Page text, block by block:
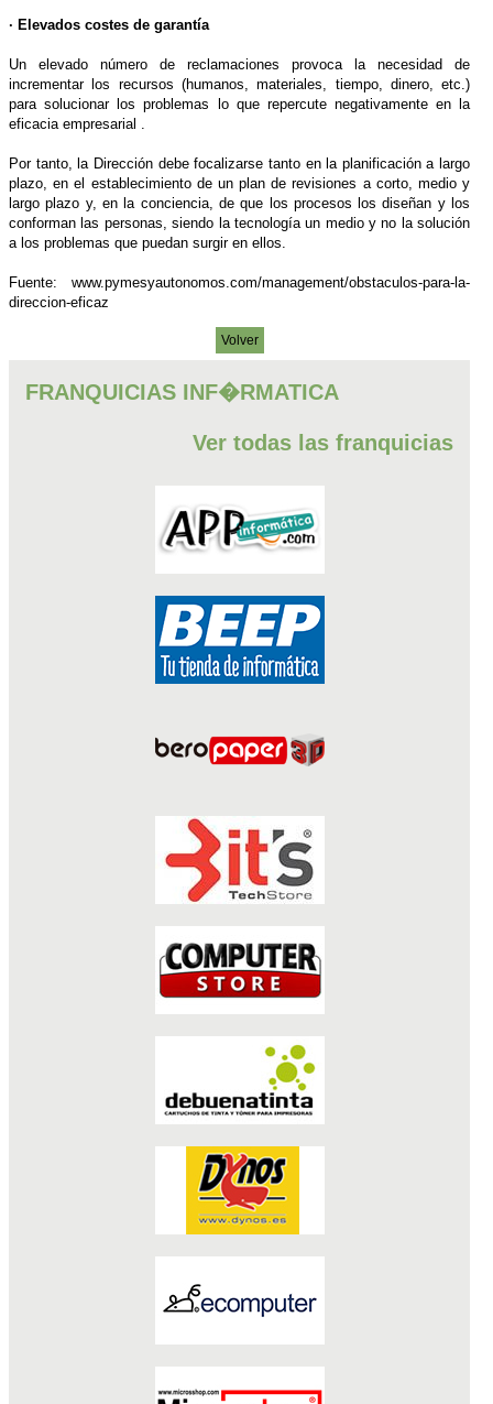
· Elevados costes de garantía
Un elevado número de reclamaciones provoca la necesidad de
incrementar los recursos (humanos, materiales, tiempo, dinero, etc.)
para solucionar los problemas lo que repercute negativamente en la
eficacia empresarial .
Por tanto, la Dirección debe focalizarse tanto en la planificación a largo
plazo, en el establecimiento de un plan de revisiones a corto, medio y
largo plazo y, en la conciencia, de que los procesos los diseñan y los
conforman las personas, siendo la tecnología un medio y no la solución
a los problemas que puedan surgir en ellos.
Fuente: www.pymesyautonomos.com/management/obstaculos-para-la-
direccion-eficaz
Volver
FRANQUICIAS INF�RMATICA
Ver todas las franquicias